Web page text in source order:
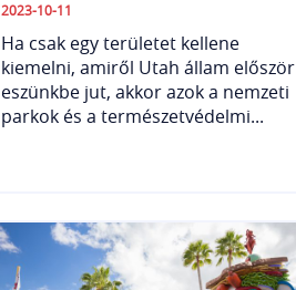
2023-10-11
Ha csak egy területet kellene
kiemelni, amiről Utah állam először
eszünkbe jut, akkor azok a nemzeti
parkok és a természetvédelmi...